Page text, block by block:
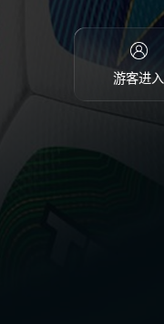
游客进入